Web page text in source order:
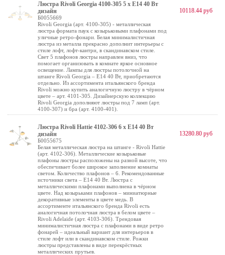
Люстра Rivoli Georgia 4100-305 5 х Е14 40 Вт
дизайн
Б0055669
Rivoli Georgia (арт. 4100-305) - металлическая
люстра формата паук с козырьковыми плафонами под
уличные ретро-фонари. Белая минималистичная
люстра из металла прекрасно дополнит интерьеры с
стиле лофт, лофт-кантри, в скандинавском стиле.
Свет 5 плафонов люстры направлен вниз, что
помогает организовать в комнате яркое основное
освещение. Лампы для люстры потолочной на
штанге Rivoli Georgia – Е14 40 Вт, приобретаются
отдельно. Из ассортимента итальянского бренда
Rivoli можно купить аналогичную люстру в чёрном
цвете – арт. 4101-305. Дизайнерскую коллекцию
Rivoli Georgia дополняют люстры под 7 ламп (арт.
4100-307) и бра (арт. 4100-401).
10118.44 руб
Люстра Rivoli Hattie 4102-306 6 х Е14 40 Вт
дизайн
Б0055675
Белая металлическая люстра на штанге - Rivoli Hattie
(арт. 4102-306). Металлические козырьковые
плафоны люстры расположены на разной высоте, что
обеспечивает более широкое заполнение комнаты
светом. Количество плафонов – 6. Рекомендованные
источники света – Е14 40 Вт. Люстра с
металлическими плафонами выполнена в чёрном
цвете. Над козырьками плафонов – миниатюрные
декоративные элементы в цвете медь. В
ассортименте итальянского бренда Rivoli есть
аналогичная потолочная люстра в белом цвете –
Rivoli Adelaide (арт. 4103-306). Трендовая
минималистичная люстра с плафонами в виде ретро
фонарей – идеальный вариант для интерьеров в
стиле лофт или в скандинавском стиле. Рожки
люстры представлены в виде перекрёстных
металлических прутьев.
13280.80 руб